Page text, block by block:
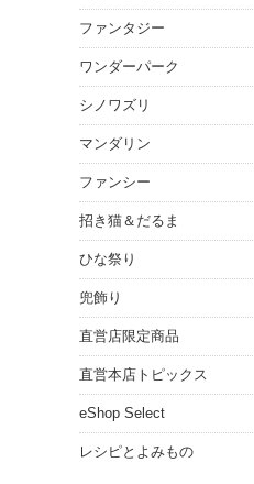
ファンタジー
ワンダーパーク
シノワズリ
マンダリン
ファンシー
招き猫＆だるま
ひな祭り
兜飾り
直営店限定商品
直営本店トピックス
eShop Select
レシピとよみもの